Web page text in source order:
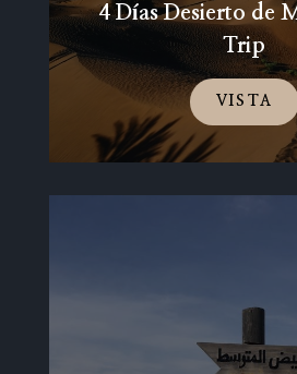
4 Días Desierto de
Trip
VISTA